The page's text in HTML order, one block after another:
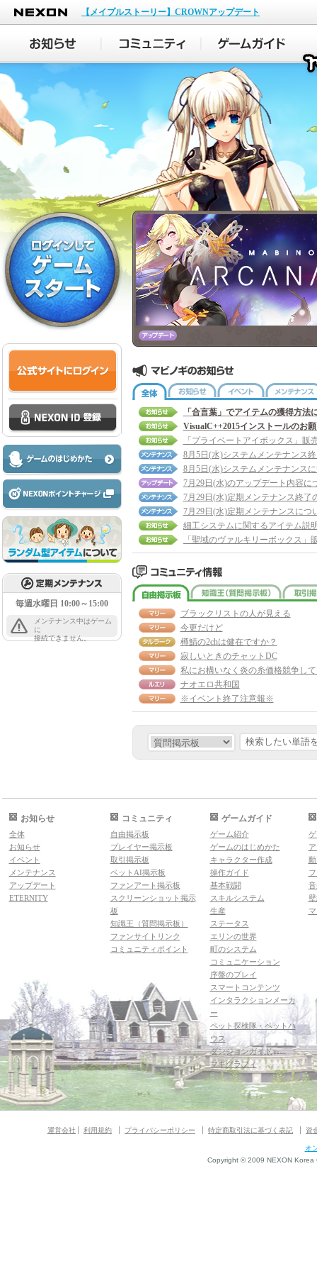
NEXON
【メイプルストーリー】CROWNアップデート
毎週水曜日 10:00～15:00
メンテナンス中はゲーム
に
接続できません。
全体 お知らせ イベント
「合言葉」でアイテムの獲得方法
VisualC++2015インストールのお
「プライベートアイボックス」販
8月5日(水)システムメンテナンス
8月5日(水)システムメンテナンス
7月29日(水)のアップデート内容に
7月29日(水)定期メンテナンス終了
7月29日(水)定期メンテナンスにつ
細工システムに関するアイテム説
自由掲示板 知識
ブラックリストの人が見える
今更だけど
樽鯖の2chは健在ですか？
寂しいときのチャットDC
ナオエロ共和国
※イベント終了注意報※
お知らせ
全体
お知らせ
イベント
メンテナンス
アップデート
ETERNITY
コミュニティ
自由掲示板
プレイヤー掲示板
取引掲示板
ペットAI掲示板
ファンアート掲示板
スクリーンショット掲示
板
知識王（質問掲示板）
ファンサイトリンク
コミュニティポイント
ゲームガイド
ゲーム紹介
ゲームのはじめかた
キャラクター作成
操作ガイド
基本戦闘
スキルシステム
生産
ステータス
エリンの世界
町のシステム
コミュニケーション
序盤のプレイ
スマートコンテンツ
インタラクションメーカ
ー
ペット探検隊・ペットハ
ウス
ダンジョンガイド
マギグラフィ
運営会社 利用規約 プライバシーポリシー 特定商取引法に基づく表記 資
オ
Copyright © 2009 NEXON Korea